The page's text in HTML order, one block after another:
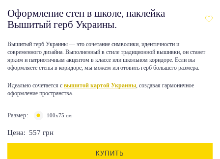
Оформление стен в школе, наклейка
Вышитый герб Украины.
Вышитый герб Украины — это сочетание символики, идентичности и
современного дизайна. Выполненный в стиле традиционной вышивки, он станет
ярким и патриотичным акцентом в классе или школьном коридоре. Если вы
оформляете стены в коридоре, мы можем изготовить герб большего размера.
Идеально сочетается с вышитой картой Украины, создавая гармоничное
оформление пространства.
Размер: 100х75 см
Цена: 557 грн
КУПИТЬ